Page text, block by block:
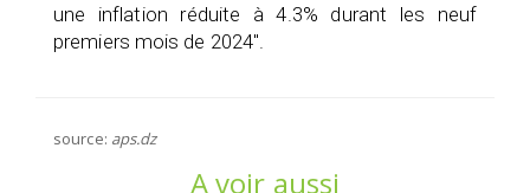
une inflation réduite à 4.3% durant les neuf
premiers mois de 2024".
source: aps.dz
A voir aussi